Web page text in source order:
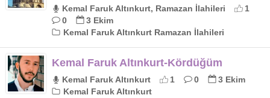
Kemal Faruk Altınkurt, Ramazan İlahileri
1
0
3 Ekim
Kemal Faruk Altınkurt Ramazan İlahileri
Kemal Faruk Altınkurt-Kördüğüm
Kemal Faruk Altınkurt 1 0
3 Ekim
Kemal Faruk Altınkurt